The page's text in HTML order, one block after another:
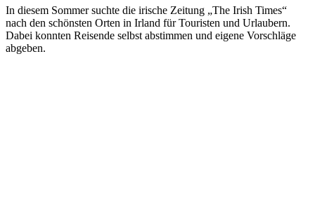
In diesem Sommer suchte die irische Zeitung „The Irish Times“
nach den schönsten Orten in Irland für Touristen und Urlaubern.
Dabei konnten Reisende selbst abstimmen und eigene Vorschläge
abgeben.